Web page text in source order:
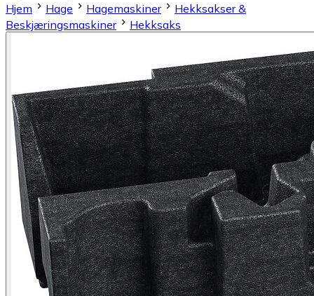
Hjem
Hage Hagemaskiner
Hekksakser &
Beskjæringsmaskiner
Hekksaks